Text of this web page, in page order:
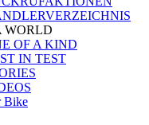
WORLD
OF A KIND
IN TEST
Bike